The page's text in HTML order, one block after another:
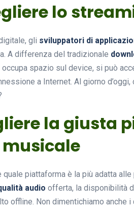
lo
gli sviluppatori di
A differenza del tradizionale
occupa spazio sul device, si può
a Internet. Al giorno
la giusta
quale piattaforma è la più adatta
audio offerta, la disponibilità
offline. Non dimentichiamo